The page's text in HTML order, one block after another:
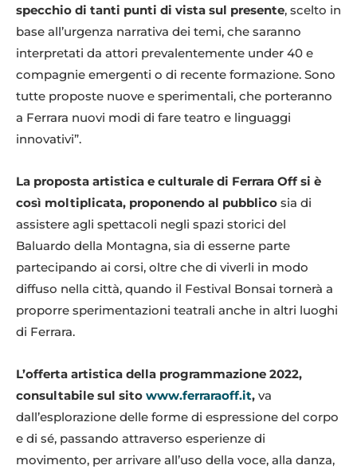
specchio di tanti punti di vista sul presente, scelto in
base all’urgenza narrativa dei temi, che saranno
interpretati da attori prevalentemente under 40 e
compagnie emergenti o di recente formazione. Sono
tutte proposte nuove e sperimentali, che porteranno
a Ferrara nuovi modi di fare teatro e linguaggi
innovativi”.
La proposta artistica e culturale di Ferrara Off si è
così moltiplicata, proponendo al pubblico sia di
assistere agli spettacoli negli spazi storici del
Baluardo della Montagna, sia di esserne parte
partecipando ai corsi, oltre che di viverli in modo
diffuso nella città, quando il Festival Bonsai tornerà a
proporre sperimentazioni teatrali anche in altri luoghi
di Ferrara.
L’offerta artistica della programmazione 2022,
consultabile sul sito www.ferraraoff.it, va
dall’esplorazione delle forme di espressione del corpo
e di sé, passando attraverso esperienze di
movimento, per arrivare all’uso della voce, alla danza,